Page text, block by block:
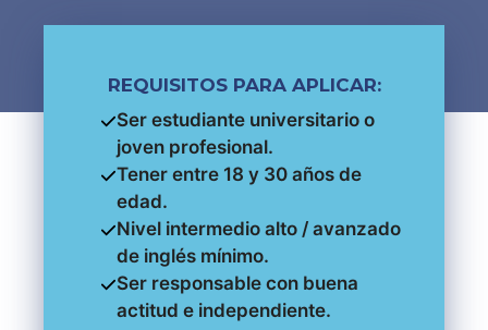
REQUISITOS PARA APLICAR:
Ser estudiante universitario o
joven profesional.
Tener entre 18 y 30 años de
edad.
Nivel intermedio alto / avanzado
de inglés mínimo.
Ser responsable con buena
actitud e independiente.